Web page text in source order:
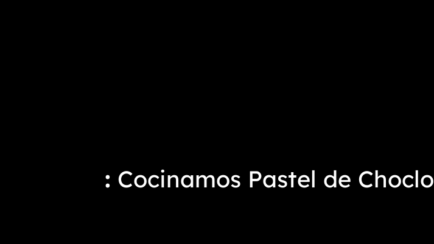
Cocinamos Pastel de Choclo